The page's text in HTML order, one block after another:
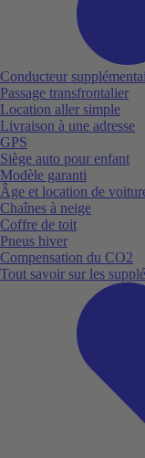
Conducteur
Passage transfrontalier
Location aller simple
Livraison à une adresse
GPS
Siège auto pour enfant
Modèle garanti
Âge et location de
Chaînes à neige
Coffre de toit
Pneus hiver
Compensation du CO2
Tout savoir sur les